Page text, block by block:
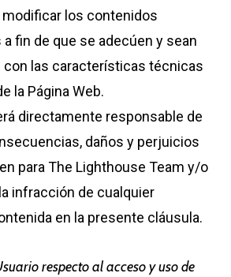
modificar los contenidos
fin de que se adecúen y sean
las características técnicas
la Página Web.
directamente responsable de
daños y perjuicios
para The Lighthouse Team y/o
infracción de cualquier
en la presente cláusula.
respecto al acceso y uso de